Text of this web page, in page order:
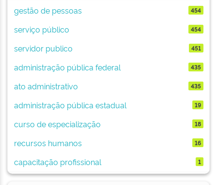
gestão de pessoas
454
serviço público 454
servidor publico 451
administração pública federal 435
ato administrativo 435
administração pública estadual 19
curso de especialização 18
recursos humanos 16
capacitação profissional 1